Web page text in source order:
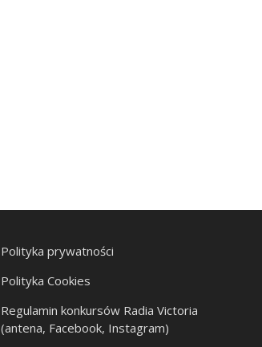
Polityka prywatności
Polityka Cookies
Regulamin konkursów Radia Victoria
(antena, Facebook, Instagram)